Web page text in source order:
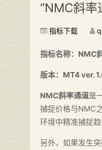
“NMC斜
指标下载
指标名称： NMC
版本：MT4 ver.
NMC斜率通道是
捕捉价格与NMC
环境中精准捕捉
另外，如果发生